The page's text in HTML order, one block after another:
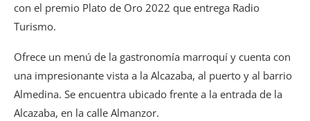
con el premio Plato de Oro 2022 que entrega Radio
Turismo.
Ofrece un menú de la gastronomía marroquí y cuenta con
una impresionante vista a la Alcazaba, al puerto y al barrio
Almedina. Se encuentra ubicado frente a la entrada de la
Alcazaba, en la calle Almanzor.